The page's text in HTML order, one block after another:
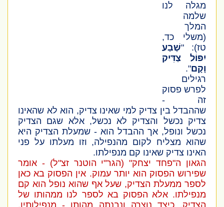
מגלה לנו
שלמה
המלך
(משלי כד,
טז):
שֶׁבַע
יִפּוֹל צַדִּיק
וָקָם".
רגילים
לפרש פסוק
זה -
שההבדל בין צדיק למי שאינו צדיק, הוא לא שהאינו
צדיק נכשל והצדיק לא נכשל, אלא שגם הצדיק
נכשל ונופל, אך ההבדל הוא - שמעלת הצדיק היא
שהוא מצליח לקום מהנפילה, וזו מעלתו על פני
האינו צדיק שאינו קם מנפילתו.
הגאון ה"פחד יצחק" (הגר"י הוטנר זצ"ל) - אומר
שפירוש הפסוק הוא יותר עמוק. אין הפסוק בא כאן
לספר ממעלת הצדיק, שעל אף שהוא נופל הוא קם
מנפילתו. אלא הפסוק בא לספר לנו ממהותו של